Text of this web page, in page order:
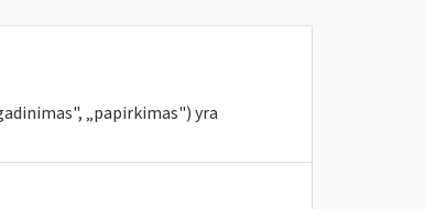
„papirkimas") yra